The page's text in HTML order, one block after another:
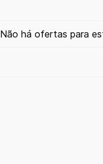
Não há ofertas para